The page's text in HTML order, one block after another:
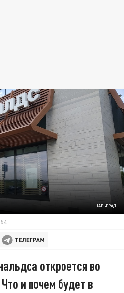
ЦАРЬГРАД.
откроется во
и почем будет в